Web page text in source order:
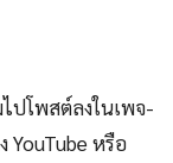
ปโพสต์ลงในเพจ-
YouTube หรือ